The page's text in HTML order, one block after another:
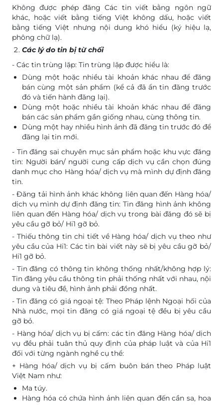
Không được phép đăng Các tin viết bằng ngôn ngữ
khác, hoặc viết bằng tiếng Việt không dấu, hoặc viết
bằng tiếng Việt nhưng nội dung khó hiểu (ký hiệu lạ,
phông chữ lạ).
Các lý do tin bị từ chối
- Các tin trùng lặp: Tin trùng lặp được hiểu là:
Dùng một hoặc nhiều tài khoản khác nhau để đăng
bán cùng một sản phẩm (kể cả đã ẩn tin đăng trước
đó và tiến hành đăng lại).
Dùng một hoặc nhiều tài khoản khác nhau để đăng
bán các sản phẩm gần giống nhau, cùng thông tin.
Dùng một hay nhiều hình ảnh đã đăng tin trước đó để
đăng lại tin mới.
- Tin đăng sai chuyên mục sản phẩm hoặc khu vực đăng
tin: Người bán/ người cung cấp dịch vụ cần chọn đúng
danh mục cho Hàng hóa/ dịch vụ mà mình dự định đăng
tin.
- Đăng tải hình ảnh khác không liên quan đến Hàng hóa/
dịch vụ mình dự định đăng tin: Tin đăng hình ảnh không
liên quan đến Hàng hóa/ dịch vụ trong bài đăng đó sẽ bị
yêu cầu gỡ bỏ/ Hi1 gỡ bỏ.
- Thiếu thông tin chi tiết về Hàng hóa/ dịch vụ theo như
yêu cầu của Hi1: Các tin bài viết này sẽ bị yêu cầu gỡ bỏ/
Hi1 gỡ bỏ.
- Tin đăng có thông tin không thống nhất/không hợp lý:
Tin đăng yêu cầu thông tin phải thống nhất với nhau, nội
dung và tiêu đề, hình ảnh phải đồng nhất.
- Tin đăng có giá ngoại tệ: Theo Pháp lệnh Ngoại hối của
Nhà nước, mọi tin đăng có giá ngoại tệ đều bị yêu cầu
gỡ bỏ.
- Hàng hóa/ dịch vụ bị cấm: các tin đăng Hàng hóa/ dịch
vụ đều phải tuân thủ quy định của pháp luật và của Hi1
đối với từng ngành nghề cụ thể:
+ Hàng hóa/ dịch vụ bị cấm buôn bán theo Pháp luật
Việt Nam như:
Ma túy.
Hàng hóa có chứa hình ảnh liên quan đến cần sa, hoa